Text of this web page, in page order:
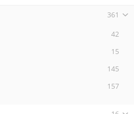
361
42
15
145
157